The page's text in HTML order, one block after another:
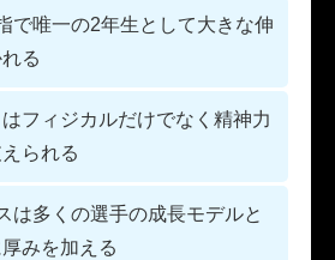
で唯一の2年生として大きな伸
る
フィジカルだけでなく精神力
られる
は多くの選手の成長モデルと
みを加える